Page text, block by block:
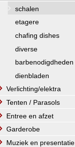
schalen
etagere
chafing dishes
diverse
barbenodigdheden
dienbladen
Verlichting/elektra
Tenten / Parasols
Entree en afzet
Garderobe
Muziek en presentatie